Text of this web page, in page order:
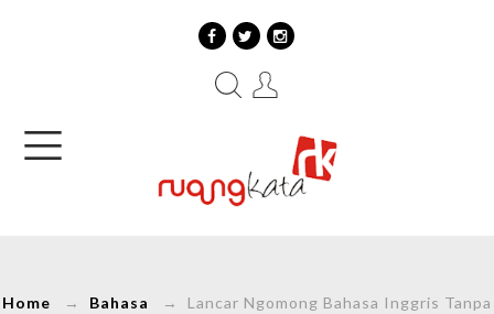
Home → Bahasa
→ Lancar Ngomong Bahasa Inggris Tanpa